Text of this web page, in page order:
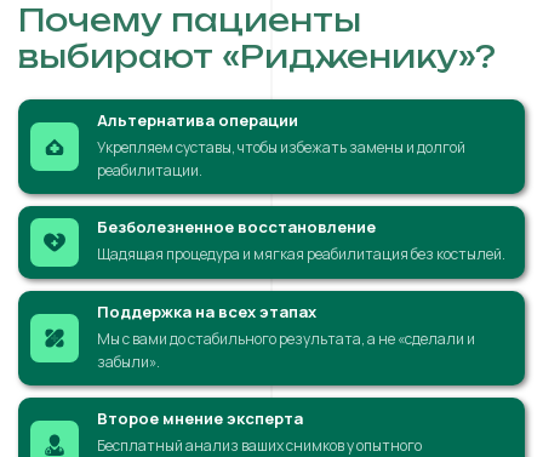
Почему пациенты
выбирают «Ридженику»?
Альтернатива операции
Укрепляем суставы, чтобы избежать замены и долгой
реабилитации.
Безболезненное восстановление
Щадящая процедура и мягкая реабилитация без костылей.
Поддержка на всех этапах
Мы с вами до стабильного результата, а не «сделали и
забыли».
Второе мнение эксперта
Бесплатный анализ ваших снимков у опытного